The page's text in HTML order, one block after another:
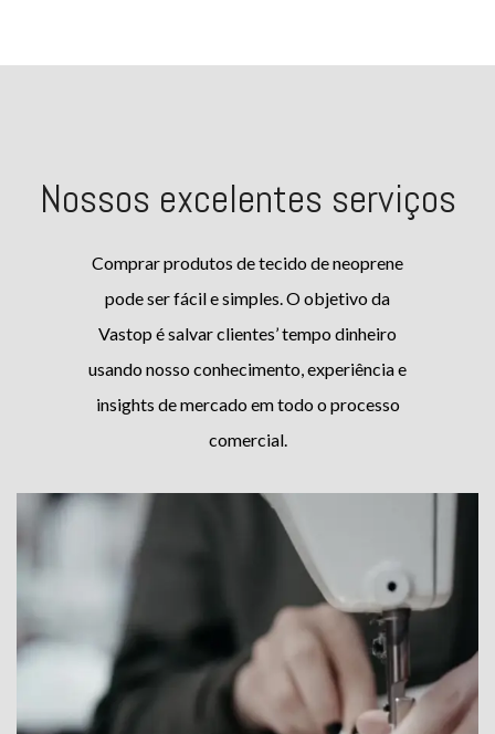
Nossos excelentes serviços
Comprar produtos de tecido de neoprene
pode ser fácil e simples. O objetivo da
Vastop é salvar clientes’ tempo dinheiro
usando nosso conhecimento, experiência e
insights de mercado em todo o processo
comercial.